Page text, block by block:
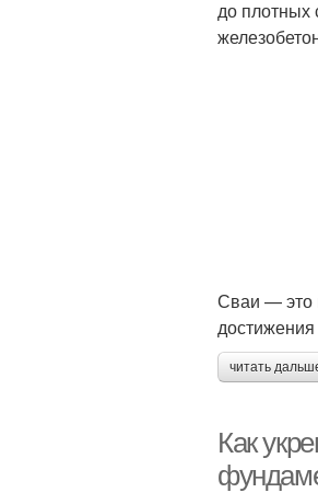
до плотных
Сваи — это
читать
Как